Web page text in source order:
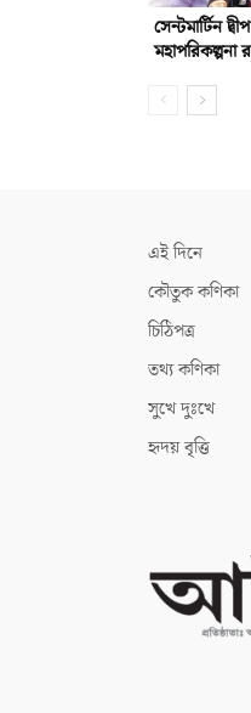
সেন্টমার্টিন
মহাপরিকল্পনা
এই দিনে
কৌতুক কণিকা
চিঠিপত্র
তথ্য কণিকা
সুখে দুঃখে
হৃদয় বৃত্তি